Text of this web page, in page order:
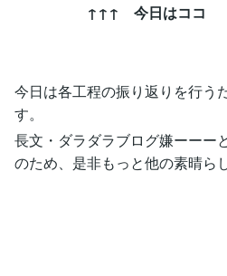
↑↑↑ 今日はココ
今日は各工程の振り返りを行う
す。
長文・ダラダラブログ嫌ーーー
のため、是非もっと他の素晴ら